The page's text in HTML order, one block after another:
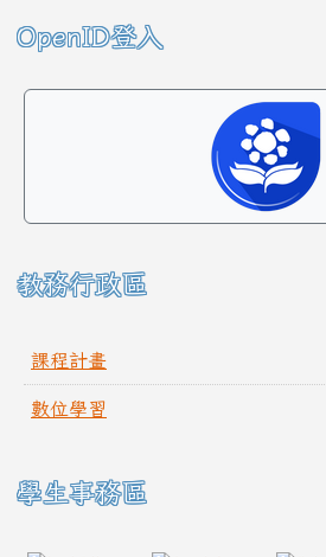
左邊區域內容
OpenID登入
教務行政區
課程計畫
數位學習
學生事務區